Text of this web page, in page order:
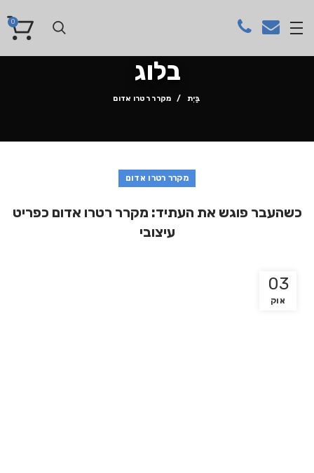
0
בלוג
בַּיִת מקרר רטרו אדום
מקרר רטרו אדום
כשהעבר פוגש את העתיד: מקרר רטרו אדום כפריט
עיצובי
03
אוק